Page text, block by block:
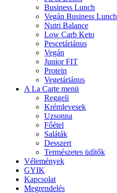
Business Lunch
Vegán Business Lunch
Nutri Balance
Low Carb Keto
Pescetáriánus
Vegán
Junior FIT
Protein
Vegetáriánus
A La Carte menü
Reggeli
Krémlevesek
Uzsonna
Főétel
Saláták
Desszert
Természetes üdítők
Vélemények
GYIK
Kapcsolat
Megrendelés